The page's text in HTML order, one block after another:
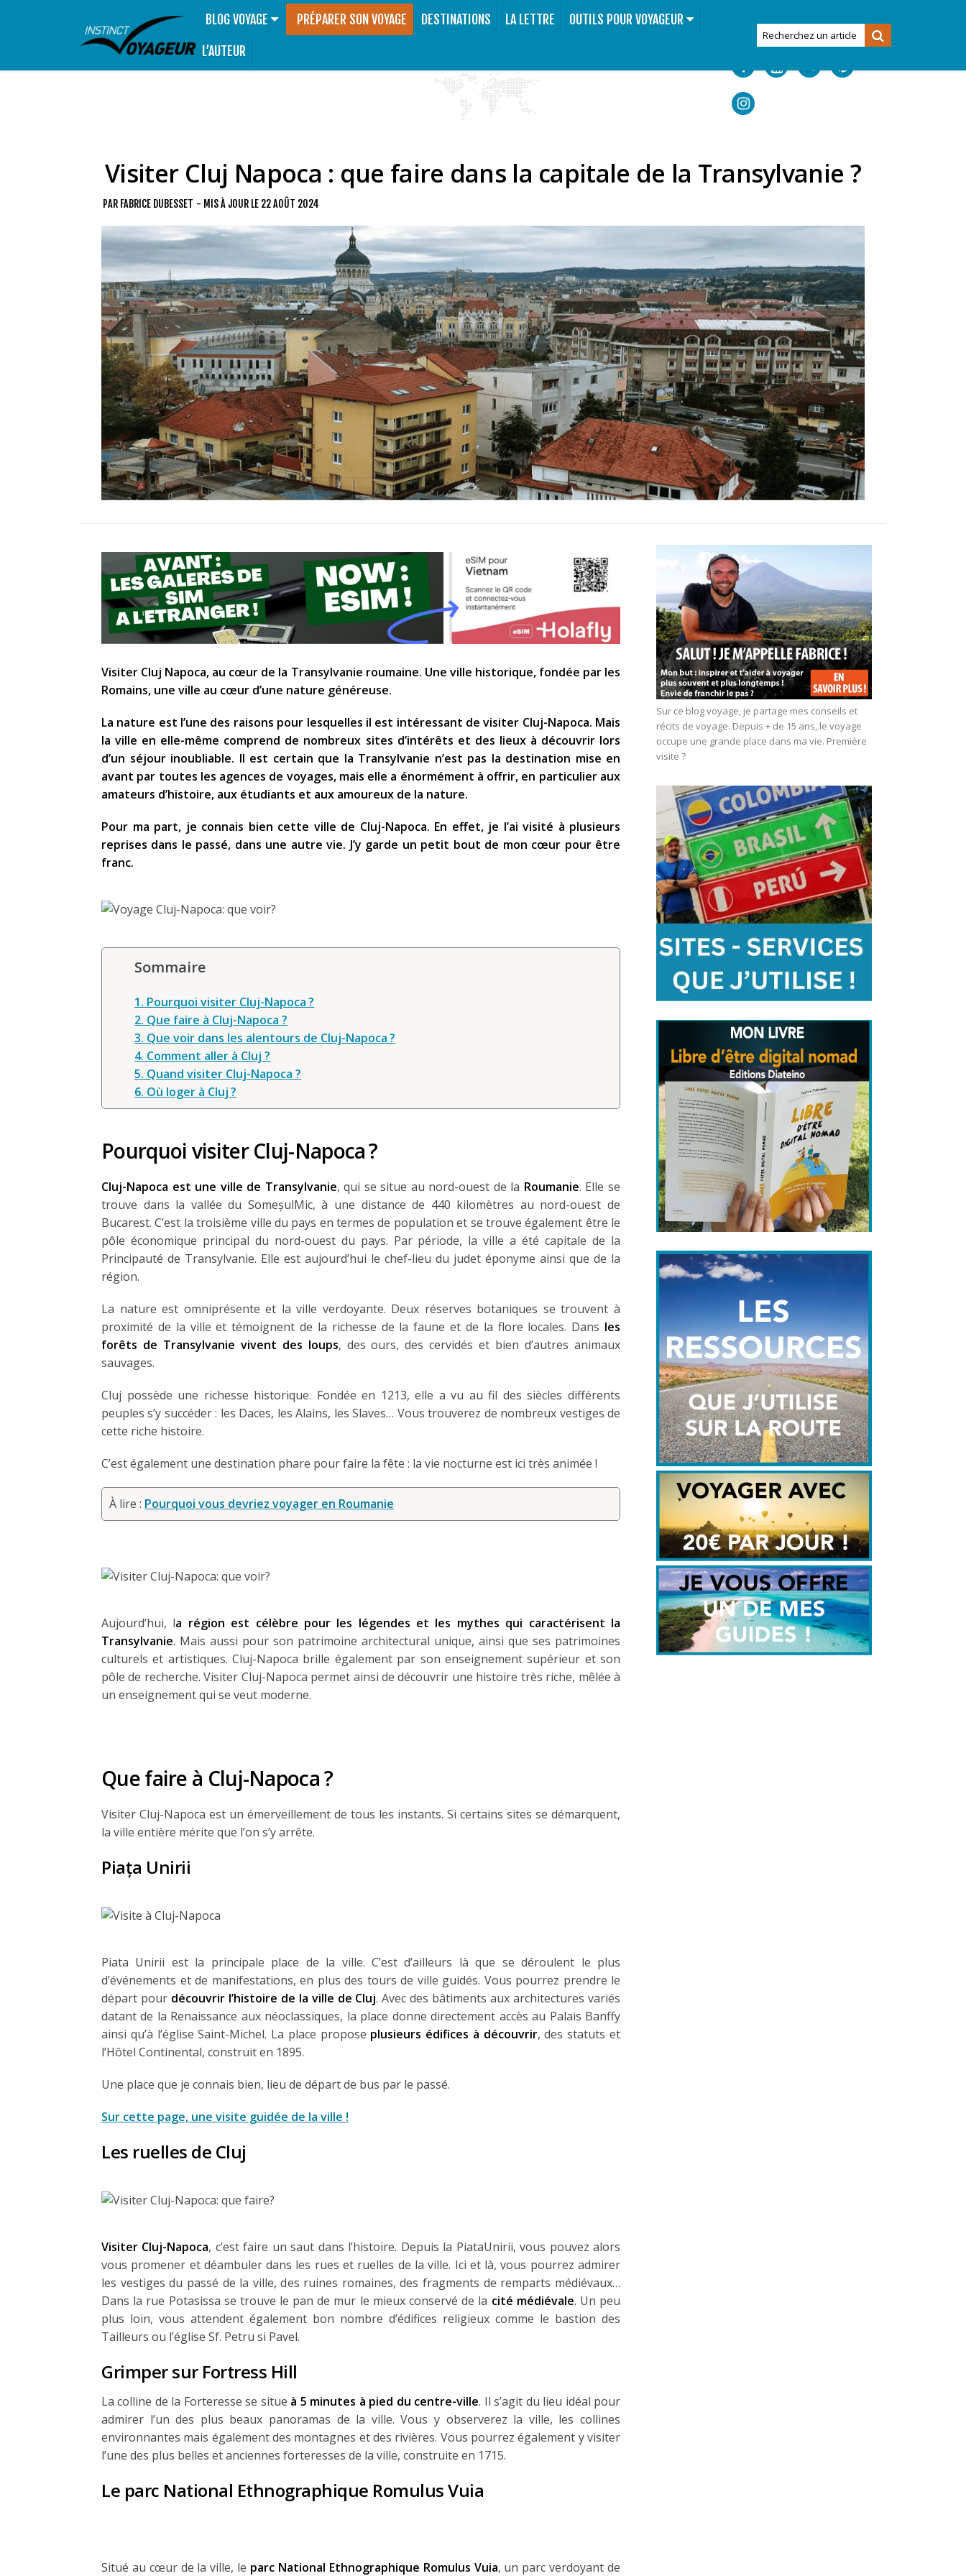
BLOG VOYAGE PRÉPARER SON VOYAGE DESTINATIONS LA LETTRE
OUTILS POUR VOYAGEUR
L’AUTEUR
Visiter Cluj Napoca : que faire dans la capitale de la Transylvanie ?
PAR FABRICE DUBESSET - MIS À JOUR LE 22 AOÛT 2024
Visiter Cluj Napoca, au cœur de la Transylvanie roumaine. Une ville historique, fondée par les
Romains, une ville au cœur d’une nature généreuse.
La nature est l’une des raisons pour lesquelles il est intéressant de visiter Cluj-Napoca. Mais
la ville en elle-même comprend de nombreux sites d’intérêts et des lieux à découvrir lors
d’un séjour inoubliable. Il est certain que la Transylvanie n’est pas la destination mise en
avant par toutes les agences de voyages, mais elle a énormément à offrir, en particulier aux
amateurs d’histoire, aux étudiants et aux amoureux de la nature.
Pour ma part, je connais bien cette ville de Cluj-Napoca. En effet, je l’ai visité à plusieurs
reprises dans le passé, dans une autre vie. J’y garde un petit bout de mon cœur pour être
franc.
Sommaire
1. Pourquoi visiter Cluj-Napoca ?
2. Que faire à Cluj-Napoca ?
3. Que voir dans les alentours de Cluj-Napoca ?
4. Comment aller à Cluj ?
5. Quand visiter Cluj-Napoca ?
6. Où loger à Cluj ?
Pourquoi visiter Cluj-Napoca ?
Cluj-Napoca est une ville de Transylvanie, qui se situe au nord-ouest de la Roumanie. Elle se
trouve dans la vallée du SomeșulMic, à une distance de 440 kilomètres au nord-ouest de
Bucarest. C’est la troisième ville du pays en termes de population et se trouve également être le
pôle économique principal du nord-ouest du pays. Par période, la ville a été capitale de la
Principauté de Transylvanie. Elle est aujourd’hui le chef-lieu du judet éponyme ainsi que de la
région.
La nature est omniprésente et la ville verdoyante. Deux réserves botaniques se trouvent à
proximité de la ville et témoignent de la richesse de la faune et de la flore locales. Dans les
forêts de Transylvanie vivent des loups, des ours, des cervidés et bien d’autres animaux
sauvages.
Cluj possède une richesse historique. Fondée en 1213, elle a vu au fil des siècles différents
peuples s’y succéder : les Daces, les Alains, les Slaves… Vous trouverez de nombreux vestiges de
cette riche histoire.
C’est également une destination phare pour faire la fête : la vie nocturne est ici très animée !
À lire : Pourquoi vous devriez voyager en Roumanie
Aujourd’hui, la région est célèbre pour les légendes et les mythes qui caractérisent la
Transylvanie. Mais aussi pour son patrimoine architectural unique, ainsi que ses patrimoines
culturels et artistiques. Cluj-Napoca brille également par son enseignement supérieur et son
pôle de recherche. Visiter Cluj-Napoca permet ainsi de découvrir une histoire très riche, mêlée à
un enseignement qui se veut moderne.
Que faire à Cluj-Napoca ?
Visiter Cluj-Napoca est un émerveillement de tous les instants. Si certains sites se démarquent,
la ville entière mérite que l’on s’y arrête.
Piața Unirii
Piata Unirii est la principale place de la ville. C’est d’ailleurs là que se déroulent le plus
d’événements et de manifestations, en plus des tours de ville guidés. Vous pourrez prendre le
départ pour découvrir l’histoire de la ville de Cluj. Avec des bâtiments aux architectures variés
datant de la Renaissance aux néoclassiques, la place donne directement accès au Palais Banffy
ainsi qu’à l’église Saint-Michel. La place propose plusieurs édifices à découvrir, des statuts et
l’Hôtel Continental, construit en 1895.
Une place que je connais bien, lieu de départ de bus par le passé.
Sur cette page, une visite guidée de la ville !
Les ruelles de Cluj
Visiter Cluj-Napoca, c’est faire un saut dans l’histoire. Depuis la PiataUnirii, vous pouvez alors
vous promener et déambuler dans les rues et ruelles de la ville. Ici et là, vous pourrez admirer
les vestiges du passé de la ville, des ruines romaines, des fragments de remparts médiévaux…
Dans la rue Potasissa se trouve le pan de mur le mieux conservé de la cité médiévale. Un peu
plus loin, vous attendent également bon nombre d’édifices religieux comme le bastion des
Tailleurs ou l’église Sf. Petru si Pavel.
Grimper sur Fortress Hill
La colline de la Forteresse se situe à 5 minutes à pied du centre-ville. Il s’agit du lieu idéal pour
admirer l’un des plus beaux panoramas de la ville. Vous y observerez la ville, les collines
environnantes mais également des montagnes et des rivières. Vous pourrez également y visiter
l’une des plus belles et anciennes forteresses de la ville, construite en 1715.
Le parc National Ethnographique Romulus Vuia
Situé au cœur de la ville, le parc National Ethnographique Romulus Vuia, un parc verdoyant de
Sur ce blog voyage, je partage mes conseils et
récits de voyage. Depuis + de 15 ans, le voyage
occupe une grande place dans ma vie. Première
visite ?